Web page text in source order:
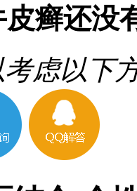
癣还没
考虑以下